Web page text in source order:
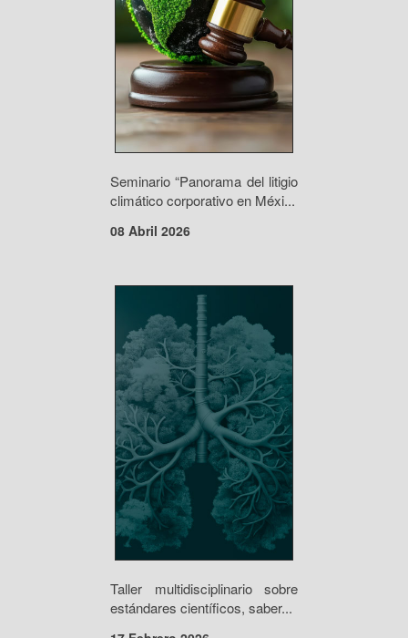
Seminario “Panorama del litigio
climático corporativo en Méxi...
08 Abril 2026
Taller multidisciplinario sobre
estándares científicos, saber...